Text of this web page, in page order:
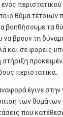
θύμα τέτοιων
βοηθήσουμε τα
να βρουν τη
και σε φορείς
περιστατικά.
έγινε στην
των
που